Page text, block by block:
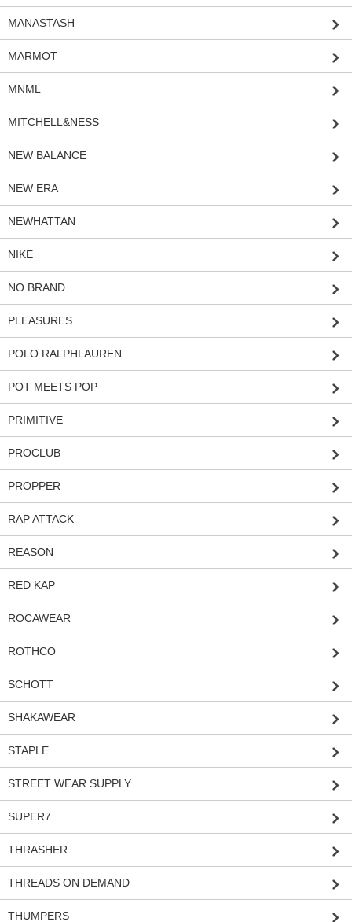
MANASTASH
MARMOT
MNML
MITCHELL&NESS
NEW BALANCE
NEW ERA
NEWHATTAN
NIKE
NO BRAND
PLEASURES
POLO RALPHLAUREN
POT MEETS POP
PRIMITIVE
PROCLUB
PROPPER
RAP ATTACK
REASON
RED KAP
ROCAWEAR
ROTHCO
SCHOTT
SHAKAWEAR
STAPLE
STREET WEAR SUPPLY
SUPER7
THRASHER
THREADS ON DEMAND
THUMPERS